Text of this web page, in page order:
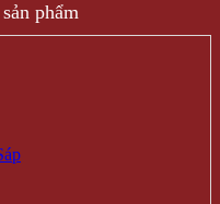
phẩm